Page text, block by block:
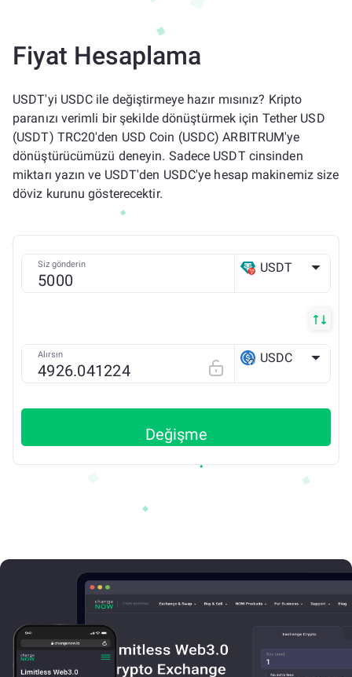
Fiyat Hesaplama
USDT'yi USDC ile değiştirmeye hazır mısınız? Kripto
paranızı verimli bir şekilde dönüştürmek için Tether USD
(USDT) TRC20'den USD Coin (USDC) ARBITRUM'ye
dönüştürücümüzü deneyin. Sadece USDT cinsinden
miktarı yazın ve USDT'den USDC'ye hesap makinemiz size
döviz kurunu gösterecektir.
Siz gönderin USDT
Alırsın USDC
Değişme